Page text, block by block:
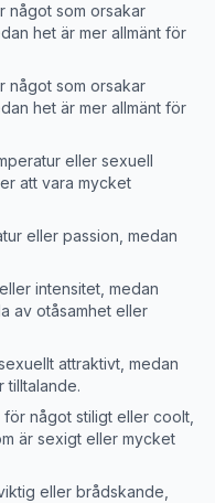
något som orsakar
het är mer allmänt för
något som orsakar
het är mer allmänt för
eller sexuell
att vara mycket
eller passion, medan
intensitet, medan
av otåsamhet eller
attraktivt, medan
tilltalande.
något stiligt eller coolt,
är sexigt eller mycket
eller brådskande,